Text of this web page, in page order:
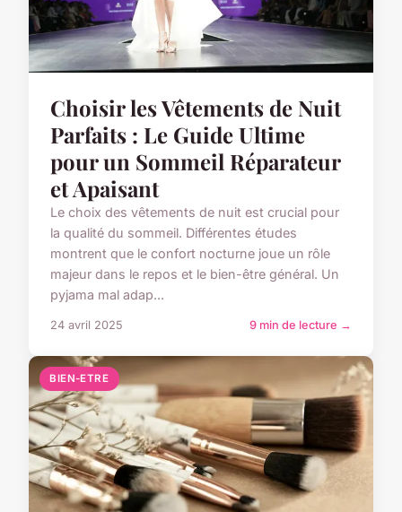
Choisir les Vêtements de Nuit
Parfaits : Le Guide Ultime
pour un Sommeil Réparateur
et Apaisant
Le choix des vêtements de nuit est crucial pour
la qualité du sommeil. Différentes études
montrent que le confort nocturne joue un rôle
majeur dans le repos et le bien-être général. Un
pyjama mal adap...
24 avril 2025 9 min de lecture →
BIEN-ETRE